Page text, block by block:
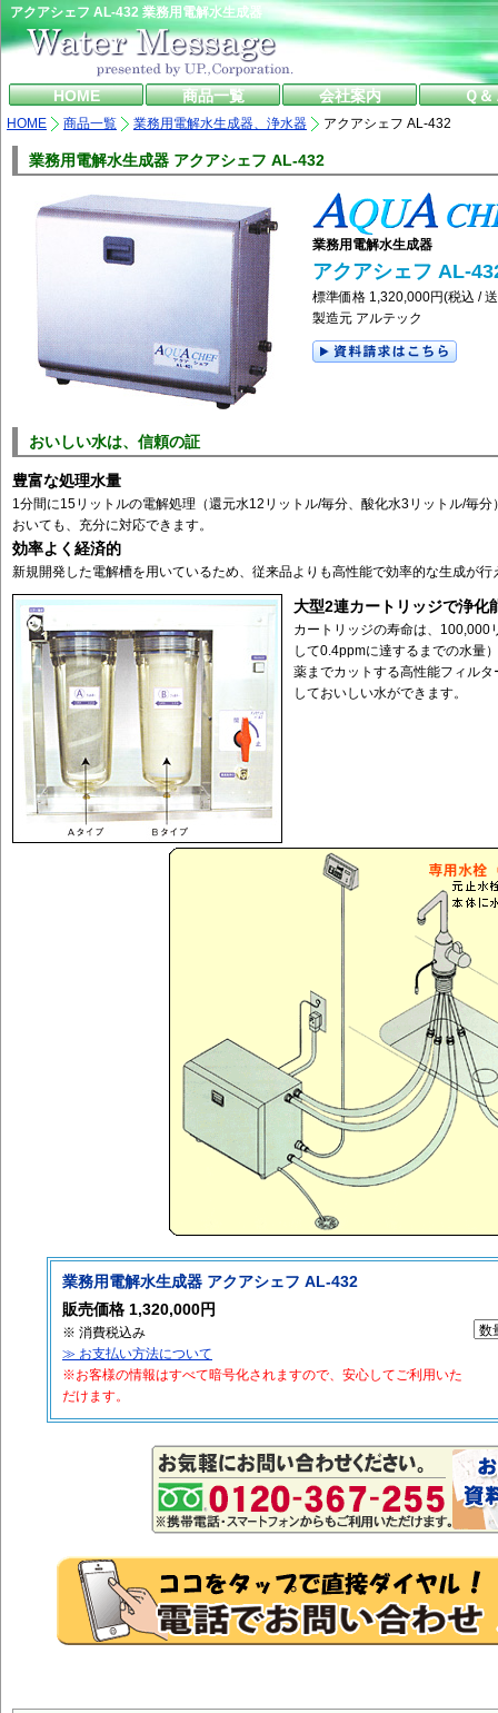
アクアシェフ AL-432 業務用電解水生成器
HOME 商品一覧 会社案内 Ｑ＆
HOME 商品一覧 業務用電解水生成器、浄水器 アクアシェフ AL-432
業務用電解水生成器 アクアシェフ AL-432
業務用電解水生成器
アクアシェフ AL-
標準価格 1,320,000円(税込 /
製造元 アルテック
おいしい水は、信頼の証
豊富な処理水量
1分間に15リットルの電解処理（還元水12リットル/毎分、酸化水3リットル/毎
おいても、充分に対応できます。
効率よく経済的
新規開発した電解槽を用いているため、従来品よりも高性能で効率的な生成が行
大型2連カートリッジで浄化
カートリッジの寿命は、100,000
して0.4ppmに達するまでの水量
薬までカットする高性能フィル
しておいしい水ができます。
業務用電解水生成器 アクアシェフ AL-432
販売価格 1,320,000円
※ 消費税込み
≫ お支払い方法について
※お客様の情報はすべて暗号化されますので、安心してご利用いた
だけます。